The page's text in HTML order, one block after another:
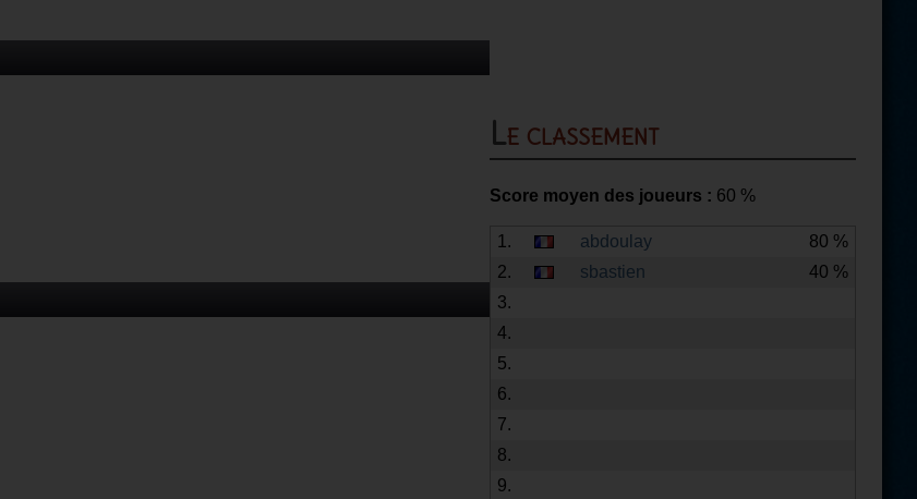
Le classement
Score moyen des joueurs : 60 %
1. abdoulay
80 %
2.
sbastien
40 %
3.
4.
5.
6.
7.
8.
9.